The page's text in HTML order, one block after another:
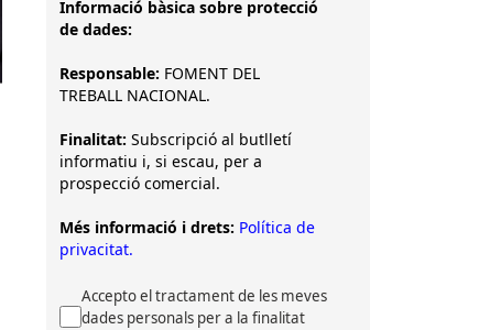
Informació bàsica sobre protecció
de dades:
Responsable: FOMENT DEL
TREBALL NACIONAL.
Finalitat: Subscripció al butlletí
informatiu i, si escau, per a
prospecció comercial.
Més informació i drets: Política de
privacitat.
Accepto el tractament de les meves
dades personals per a la finalitat